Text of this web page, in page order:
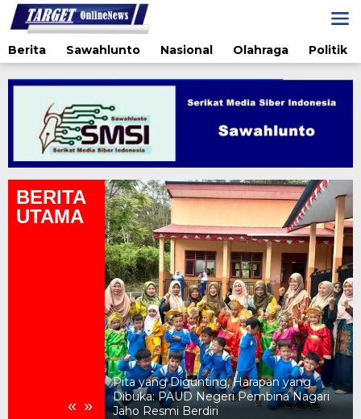
Lewati
ke
konten
Berita
Sawahlunto Nasional Olahraga Politik
BERITA
UTAMA
« »
Daerah
Pita yang Digunting, Harapan yang
Dibuka: PAUD Negeri Pembina Nagari
Jaho Resmi Berdiri